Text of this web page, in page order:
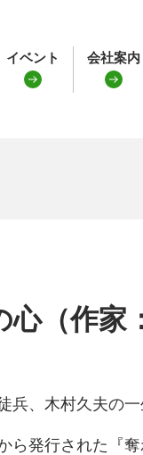
イベント 会社案内
（作家
、木村久夫の一
ら発行された『